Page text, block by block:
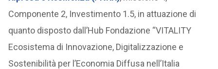
Componente 2, Investimento 1.5, in attuazione di
quanto disposto dall’Hub Fondazione “VITALITY
Ecosistema di Innovazione, Digitalizzazione e
Sostenibilità per l’Economia Diffusa nell’Italia